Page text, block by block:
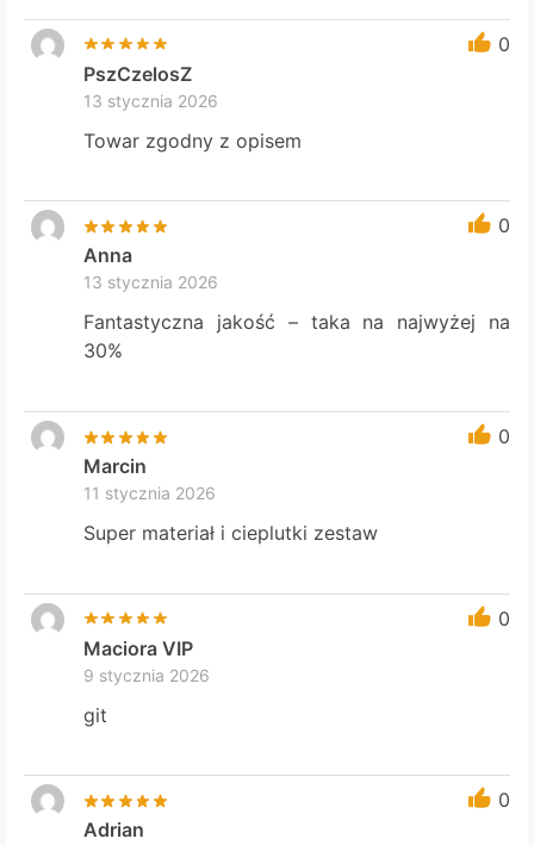
0
PszCzelosZ
13 stycznia 2026
Towar zgodny z opisem
0
Anna
13 stycznia 2026
Fantastyczna jakość – taka na najwyżej na
30%
0
Marcin
11 stycznia 2026
Super materiał i cieplutki zestaw
0
Maciora VIP
9 stycznia 2026
git
0
Adrian